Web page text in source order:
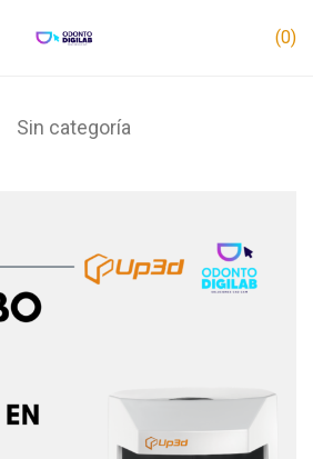
0
Sin categoría